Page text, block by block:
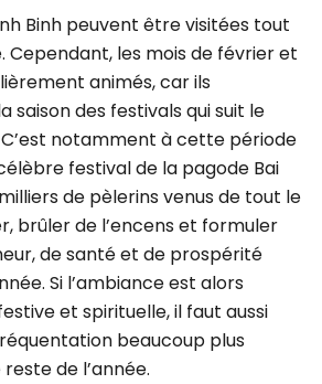
Binh peuvent être visitées tout
Cependant, les mois de février et
animés, car ils
saison des festivals qui suit le
C’est notamment à cette période
festival de la pagode Bai
de pèlerins venus de tout le
brûler de l’encens et formuler
de santé et de prospérité
Si l’ambiance est alors
et spirituelle, il faut aussi
beaucoup plus
de l’année.